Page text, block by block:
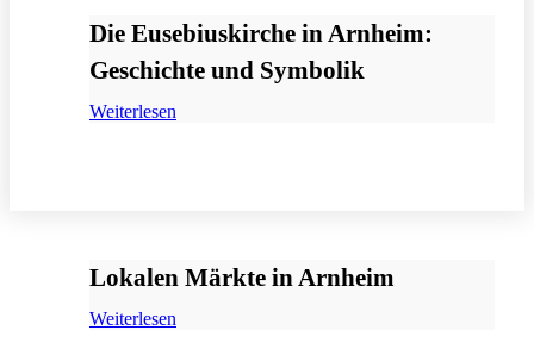
Die Eusebiuskirche in Arnheim:
Geschichte und Symbolik
Weiterlesen
Lokalen Märkte in Arnheim
Weiterlesen